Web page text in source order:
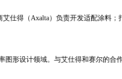
仕得（Axalta）负责开发适配涂料；
图形设计领域。与艾仕得和赛尔的合